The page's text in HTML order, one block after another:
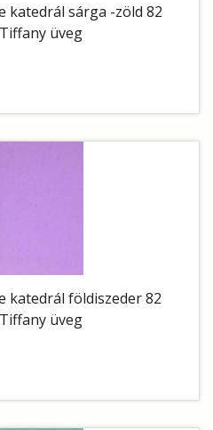
katedrál sárga -zöld 82
üveg
katedrál földiszeder 82
üveg